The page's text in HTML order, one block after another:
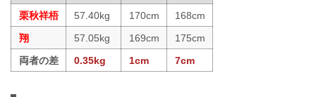
栗秋祥梧
57.40kg 170cm
168cm
翔
57.05kg 169cm
175cm
両者の差
0.35kg 1cm 7cm